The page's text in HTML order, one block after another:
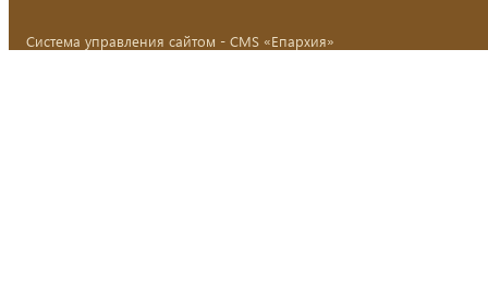
Система управления сайтом - CMS «Епархия»